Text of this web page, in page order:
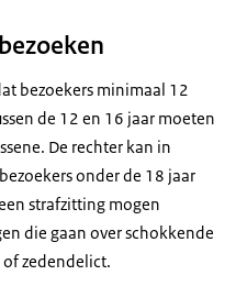
bezoekers minimaal 12
de 12 en 16 jaar moeten
De rechter kan in
onder de 18 jaar
strafzitting mogen
die gaan over schokkende
zedendelict.